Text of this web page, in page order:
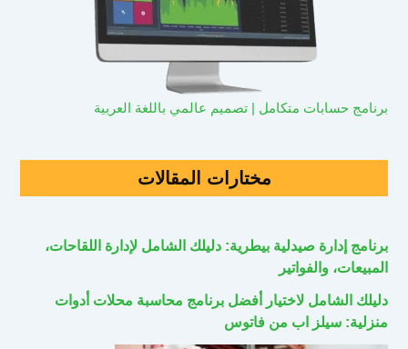
برنامج حسابات متكامل | تصميم عالمي باللغة العربية
مختارات المقالات
برنامج إدارة صيدلية بيطرية: دليلك الشامل لإدارة اللقاحات،
المبيعات، والفواتير
دليلك الشامل لاختيار أفضل برنامج محاسبة محلات أدوات
منزلية: سيلز اب من فاتوس